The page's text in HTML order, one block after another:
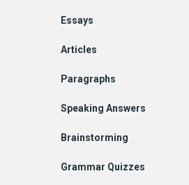
Explore
Essays
Articles
Paragraphs
Speaking Answers
Brainstorming
Grammar Quizzes